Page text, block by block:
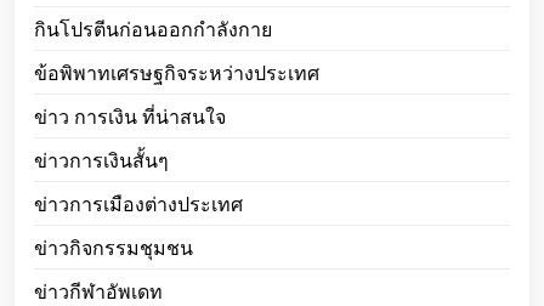
กินโปรตีนก่อนออกกำลังกาย
ข้อพิพาทเศรษฐกิจระหว่างประเทศ
ข่าว การเงิน ที่น่าสนใจ
ข่าวการเงินสั้นๆ
ข่าวการเมืองต่างประเทศ
ข่าวกิจกรรมชุมชน
ข่าวกีฬาอัพเดท